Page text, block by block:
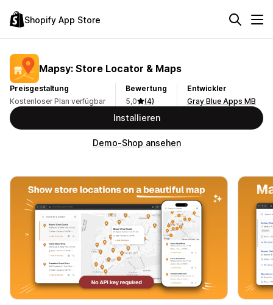
Shopify App Store
Mapsy: Store Locator & Maps
Preisgestaltung
Kostenloser Plan verfügbar
Bewertung
5,0
(4)
Entwickler
Gray Blue Apps MB
Installieren
Demo-Shop ansehen